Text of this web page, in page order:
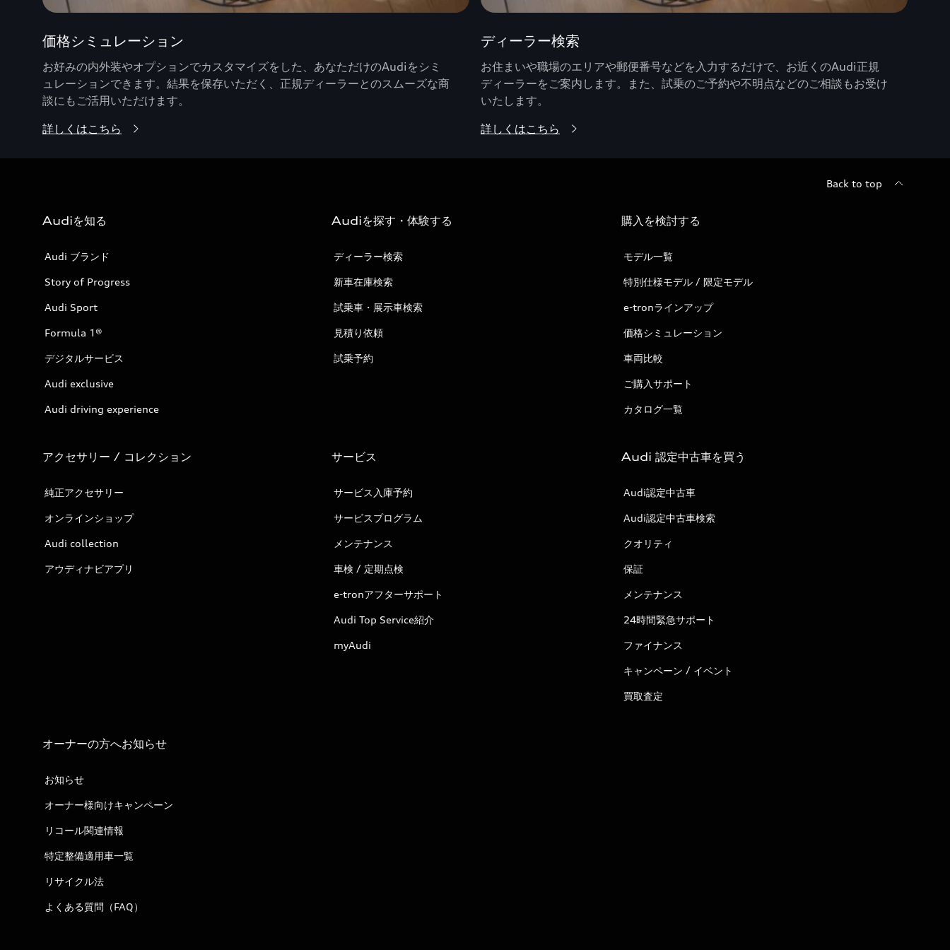
価格シミュレーション
お好みの内外装やオプションでカスタマイズをした、あなただけのAudiをシミ
ュレーションできます。結果を保存いただく、正規ディーラーとのスムーズな商
談にもご活用いただけます。
詳しくはこちら
ディーラー検索
お住まいや職場のエリアや郵便番号などを入力するだけで、お近くのAudi正規
ディーラーをご案内します。また、試乗のご予約や不明点などのご相談もお受け
いたします。
詳しくはこちら
Back to top
Audiを知る
Audi ブランド
Story of Progress
Audi Sport
Formula 1®
デジタルサービス
Audi exclusive
Audi driving experience
Audiを探す・体験する
ディーラー検索
新車在庫検索
試乗車・展示車検索
見積り依頼
試乗予約
購入を検討する
モデル一覧
特別仕様モデル / 限定モデル
e-tronラインアップ
価格シミュレーション
車両比較
ご購入サポート
カタログ一覧
アクセサリー / コレクション
純正アクセサリー
オンラインショップ
Audi collection
アウディナビアプリ
サービス
サービス入庫予約
サービスプログラム
メンテナンス
車検 / 定期点検
e-tronアフターサポート
Audi Top Service紹介
myAudi
Audi 認定中古車を買う
Audi認定中古車
Audi認定中古車検索
クオリティ
保証
メンテナンス
24時間緊急サポート
ファイナンス
キャンペーン / イベント
買取査定
オーナーの方へお知らせ
お知らせ
オーナー様向けキャンペーン
リコール関連情報
特定整備適用車一覧
リサイクル法
よくある質問（FAQ）